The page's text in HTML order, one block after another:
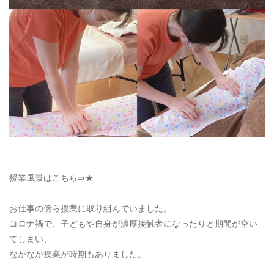
授業風景はこちら⇛★
お仕事の傍ら授業に取り組んでいました。
コロナ禍で、子どもや自身が濃厚接触者になったりと期間が空い
てしまい、
なかなか授業が時期もありました。